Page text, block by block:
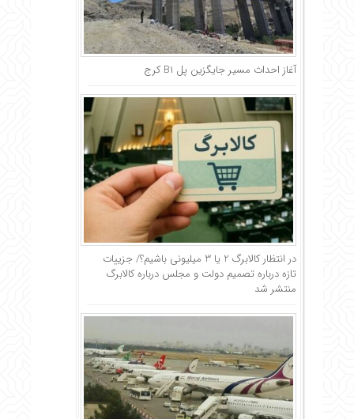
آغاز احداث مسیر جایگزین پل B۱ کرج
در انتظار کالابرگ 2 یا 3 میلیونی باشیم؟/ جزییات
تازه درباره تصمیم دولت و مجلس درباره کالابرگ
منتشر شد